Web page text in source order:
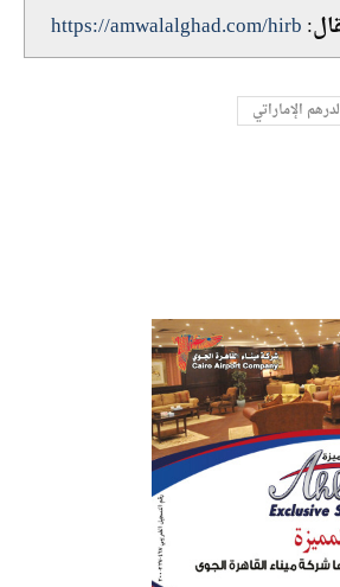
https://amwalalghad.com/hirb
الإماراتي